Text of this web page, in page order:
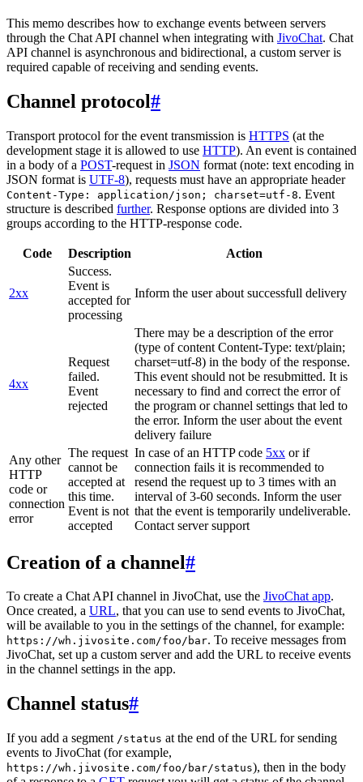
This memo describes how to exchange events between servers
through the Chat API channel when integrating with JivoChat. Chat
API channel is asynchronous and bidirectional, a custom server is
required capable of receiving and sending events.
Channel protocol#
Transport protocol for the event transmission is HTTPS (at the
development stage it is allowed to use HTTP). An event is contained
in a body of a POST-request in JSON format (note: text encoding in
JSON format is UTF-8), requests must have an appropriate header
Content-Type: application/json; charset=utf-8. Event
structure is described further. Response options are divided into 3
groups according to the HTTP-response code.
Code Description Action
2xx
Success.
Event is
accepted for
processing
Inform the user about successfull delivery
4xx
Request
failed.
Event
rejected
There may be a description of the error
(type of content Content-Type: text/plain;
charset=utf-8) in the body of the response.
This event should not be resubmitted. It is
necessary to find and correct the error of
the program or channel settings that led to
the error. Inform the user about the event
delivery failure
Any other
HTTP
code or
connection
error
The request
cannot be
accepted at
this time.
Event is not
accepted
In case of an HTTP code 5xx or if
connection fails it is recommended to
resend the request up to 3 times with an
interval of 3-60 seconds. Inform the user
that the event is temporarily undeliverable.
Contact server support
Creation of a channel#
To create a Chat API channel in JivoChat, use the JivoChat app.
Once created, a URL, that you can use to send events to JivoChat,
will be available to you in the settings of the channel, for example:
https://wh.jivosite.com/foo/bar. To receive messages from
JivoChat, set up a custom server and add the URL to receive events
in the channel settings in the app.
Channel status#
If you add a segment /status at the end of the URL for sending
events to JivoChat (for example,
https://wh.jivosite.com/foo/bar/status), then in the body